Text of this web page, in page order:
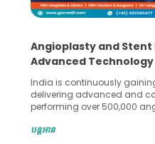
Angioplasty and Stent
Advanced Technology
India is continuously
delivering advanced and
performing over 500,000
globe are searching for
បន្តអាន